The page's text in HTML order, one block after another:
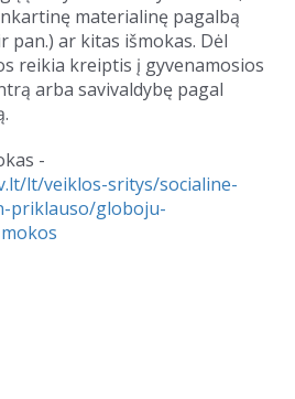
materialinę pagalbą
pan.) ar kitas išmokas. Dėl
reikia kreiptis į gyvenamosios
arba savivaldybę pagal
-
lt/veiklos-sritys/socialine-
priklauso/globoju-